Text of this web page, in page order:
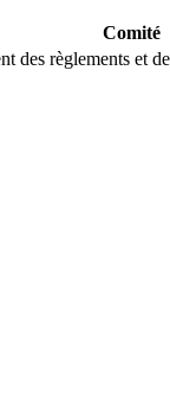
Comité
des règlements et